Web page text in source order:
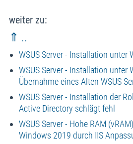
weiter zu:
⇑ ..
WSUS Server - Installation unter
WSUS Server - Installation unter
Übernahme eines Alten WSUS
WSUS Server - Installation der
Active Directory schlägt fehl
WSUS Server - Hohe RAM
Windows 2019 durch IIS